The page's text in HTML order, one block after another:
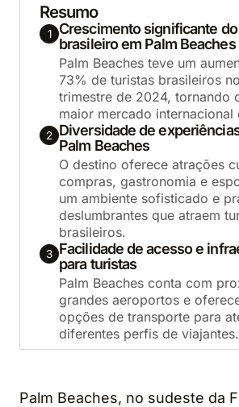
Resumo
1
Crescimento significante
brasileiro em Palm Beaches
Palm Beaches teve um
73% de turistas brasileiros
trimestre de 2024, tornando
maior mercado
2
Diversidade de
Palm Beaches
O destino oferece atrações
compras, gastronomia e
um ambiente sofisticado e
deslumbrantes que atraem
brasileiros.
3 Facilidade de acesso e
para turistas
Palm Beaches conta com
grandes aeroportos e
opções de transporte para
diferentes perfis de viajantes.
Palm Beaches, no sudeste da